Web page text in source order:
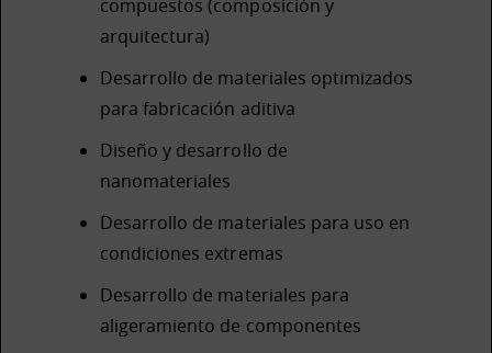
compuestos (composición y
arquitectura)
Desarrollo de materiales optimizados
para fabricación aditiva
Diseño y desarrollo de
nanomateriales
Desarrollo de materiales para uso en
condiciones extremas
Desarrollo de materiales para
aligeramiento de componentes